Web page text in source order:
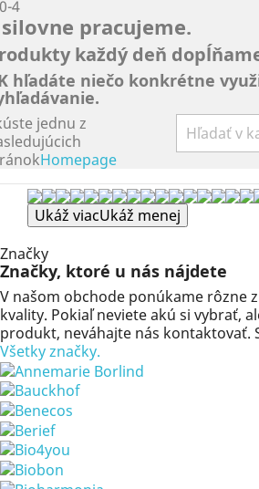
4
pracujeme.
každý deň
hľadáte niečo konkrétne
jednu z
Homepage
Ukáž viacUkáž menej
Značky
Značky, ktoré u nás nájdete
V našom obchode ponúkame rôzne
kvality. Pokiaľ neviete akú si vybrať,
produkt, neváhajte nás kontaktovať.
Všetky značky.